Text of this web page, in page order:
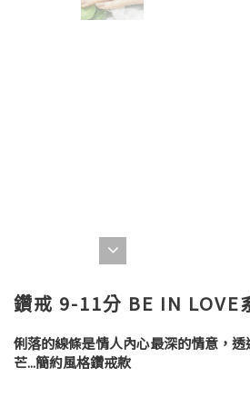
鑽戒 9-11分 BE IN LOVE
俐落的線條是情人內心最深的情意，
芒...簡約風格鑽戒款